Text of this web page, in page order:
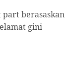
berasaskan
gini